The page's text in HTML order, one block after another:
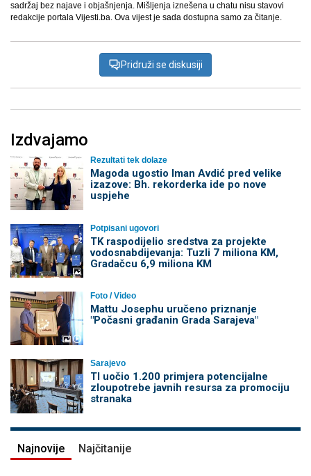
sadržaj bez najave i objašnjenja. Mišljenja iznešena u chatu nisu stavovi
redakcije portala Vijesti.ba. Ova vijest je sada dostupna samo za čitanje.
Pridruži se diskusiji
Izdvajamo
Rezultati tek dolaze
Magoda ugostio Iman Avdić pred velike
izazove: Bh. rekorderka ide po nove
uspjehe
Potpisani ugovori
TK raspodijelio sredstva za projekte
vodosnabdijevanja: Tuzli 7 miliona KM,
Gradačcu 6,9 miliona KM
Foto / Video
Mattu Josephu uručeno priznanje
"Počasni građanin Grada Sarajeva"
Sarajevo
TI uočio 1.200 primjera potencijalne
zloupotrebe javnih resursa za promociju
stranaka
Najnovije Najčitanije